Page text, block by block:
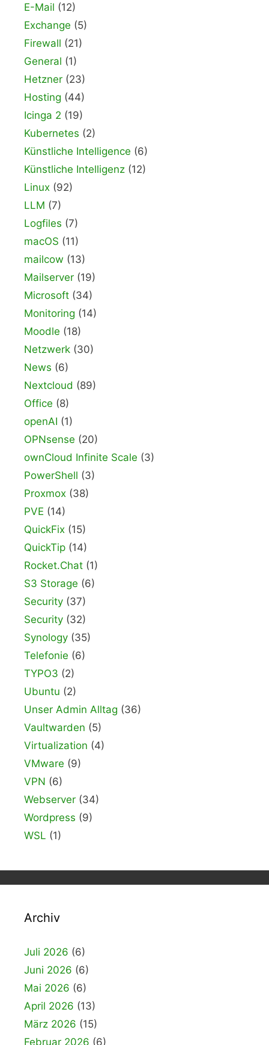
E-Mail (12)
Exchange (5)
Firewall (21)
General (1)
Hetzner (23)
Hosting (44)
Icinga 2 (19)
Kubernetes (2)
Künstliche Intelligence (6)
Künstliche Intelligenz (12)
Linux (92)
LLM (7)
Logfiles (7)
macOS (11)
mailcow (13)
Mailserver (19)
Microsoft (34)
Monitoring (14)
Moodle (18)
Netzwerk (30)
News (6)
Nextcloud (89)
Office (8)
openAI (1)
OPNsense (20)
ownCloud Infinite Scale (3)
PowerShell (3)
Proxmox (38)
PVE (14)
QuickFix (15)
QuickTip (14)
Rocket.Chat (1)
S3 Storage (6)
Security (37)
Security (32)
Synology (35)
Telefonie (6)
TYPO3 (2)
Ubuntu (2)
Unser Admin Alltag (36)
Vaultwarden (5)
Virtualization (4)
VMware (9)
VPN (6)
Webserver (34)
Wordpress (9)
WSL (1)
Archiv
Juli 2026 (6)
Juni 2026 (6)
Mai 2026 (6)
April 2026 (13)
März 2026 (15)
Februar 2026 (6)